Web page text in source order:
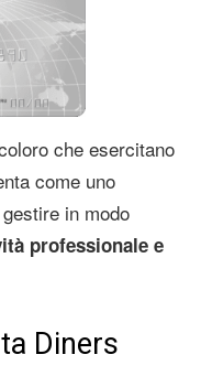
che esercitano
come uno
in modo
professionale e
Diners